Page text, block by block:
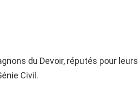
du Devoir, réputés pour leurs
Civil.